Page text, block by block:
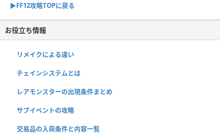
▶︎FF12攻略TOPに戻る
お役立ち情報
リメイクによる違い
チェインシステムとは
レアモンスターの出現条件まとめ
サブイベントの攻略
交易品の入荷条件と内容一覧